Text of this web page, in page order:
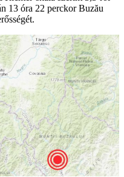
13 óra 22 perckor Buzău